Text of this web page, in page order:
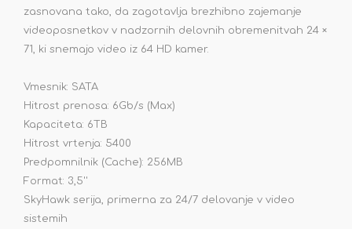
zasnovana tako, da zagotavlja brezhibno zajemanje
videoposnetkov v nadzornih delovnih obremenitvah 24 ×
71, ki snemajo video iz 64 HD kamer.
Vmesnik: SATA
Hitrost prenosa: 6Gb/s (Max)
Kapaciteta: 6TB
Hitrost vrtenja: 5400
Predpomnilnik (Cache): 256MB
Format: 3,5''
SkyHawk serija, primerna za 24/7 delovanje v video
sistemih